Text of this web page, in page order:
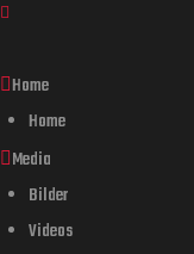
Home
Home
Media
Bilder
Videos